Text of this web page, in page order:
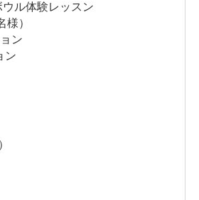
ル体験レッスン
）
ン
ン